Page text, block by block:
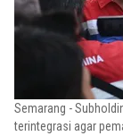
Semarang -
terintegrasi agar